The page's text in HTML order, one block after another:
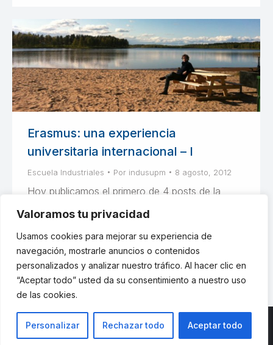
Valoramos tu privacidad
Usamos cookies para mejorar su experiencia de
navegación, mostrarle anuncios o contenidos
personalizados y analizar nuestro tráfico. Al hacer clic en
“Aceptar todo” usted da su consentimiento a nuestro uso
de las cookies.
Personalizar Rechazar todo Aceptar todo
Erasmus: una experiencia
universitaria internacional – I
Escuela Industriales Por indusupm 8 agosto, 2012
Hoy publicamos el primero de 4 posts de la
experiencia internacional de alumnos de Escuela
Industriales UPM. Ernesto Ubieto nos va a
contar su año de Erasmus.